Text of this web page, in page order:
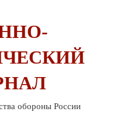
обороны России